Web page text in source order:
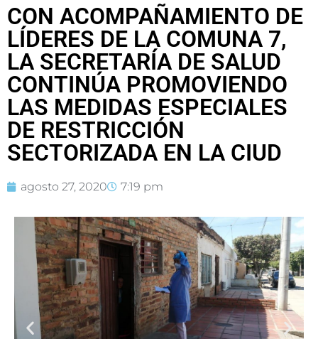
CON ACOMPAÑAMIENTO DE
LÍDERES DE LA COMUNA 7,
LA SECRETARÍA DE SALUD
CONTINÚA PROMOVIENDO
LAS MEDIDAS ESPECIALES
DE RESTRICCIÓN
SECTORIZADA EN LA CIUD
agosto 27, 2020 7:19 pm